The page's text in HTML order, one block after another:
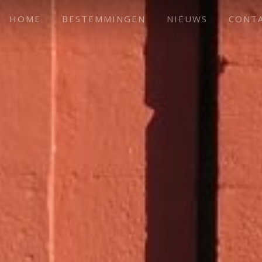
HOME BESTEMMINGEN NIEUWS